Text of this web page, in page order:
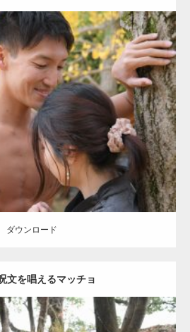
2021.07.8
その他 AKIHITO(細マッチョ) 大胸筋 肩 腹
筋
ダウンロード
文を唱えるマッチョ
】マッチョフリー素材メンバーが
世界記録…
TBS番組「ひるおび」にてマッスルプ
紹介されま…